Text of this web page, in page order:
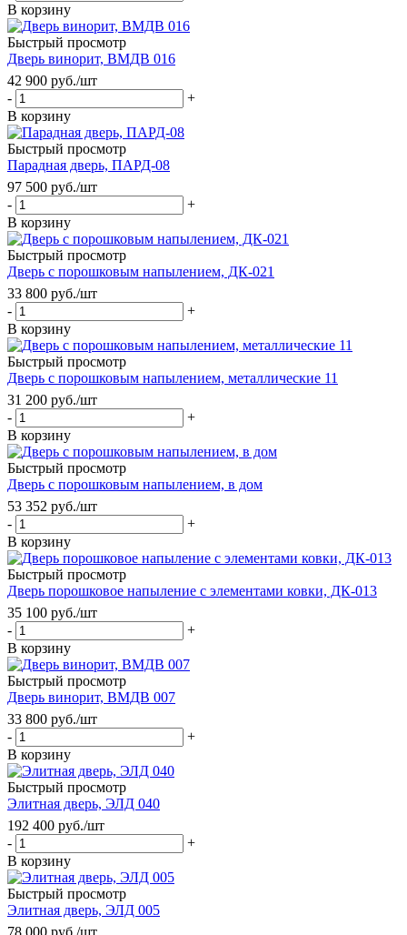
В корзину
Быстрый просмотр
Дверь винорит, ВМДВ 016
42 900 руб./шт
-
+
В корзину
Быстрый просмотр
Парадная дверь, ПАРД-08
97 500 руб./шт
-
+
В корзину
Быстрый просмотр
Дверь с порошковым напылением, ДК-021
33 800 руб./шт
-
+
В корзину
Быстрый просмотр
Дверь с порошковым напылением, металлические 11
31 200 руб./шт
-
+
В корзину
Быстрый просмотр
Дверь с порошковым напылением, в дом
53 352 руб./шт
-
+
В корзину
Быстрый просмотр
Дверь порошковое напыление с элементами ковки, ДК-013
35 100 руб./шт
-
+
В корзину
Быстрый просмотр
Дверь винорит, ВМДВ 007
33 800 руб./шт
-
+
В корзину
Быстрый просмотр
Элитная дверь, ЭЛД 040
192 400 руб./шт
-
+
В корзину
Быстрый просмотр
Элитная дверь, ЭЛД 005
78 000 руб./шт